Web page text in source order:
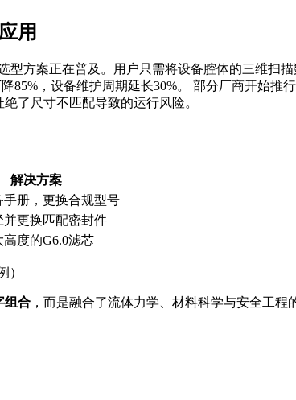
用
型方案正在普及。用户只需将设备腔体的三维扫
85%，设备维护周期延长30%。 部分厂商开始推行
了尺寸不匹配导致的运行风险。
解决方案
手册，更换合规型号
并更换匹配密封件
高度的G6.0滤芯
）
组合 ，而是融合了流体力学、材料科学与安全工